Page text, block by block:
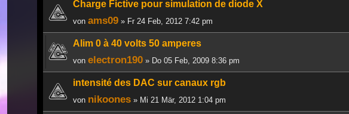
Charge Fictive pour simulation de diode X
von ams09 » Fr 24 Feb, 2012 7:42 pm
Alim 0 à 40 volts 50 amperes
von electron190 » Do 05 Feb, 2009 8:36 pm
intensité des DAC sur canaux rgb
von nikoones » Mi 21 Mär, 2012 1:04 pm